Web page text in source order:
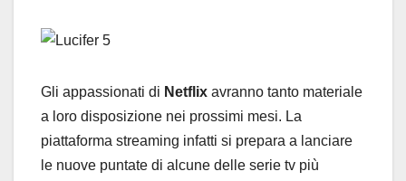
Gli appassionati di Netflix avranno tanto materiale
a loro disposizione nei prossimi mesi. La
piattaforma streaming infatti si prepara a lanciare
le nuove puntate di alcune delle serie tv più